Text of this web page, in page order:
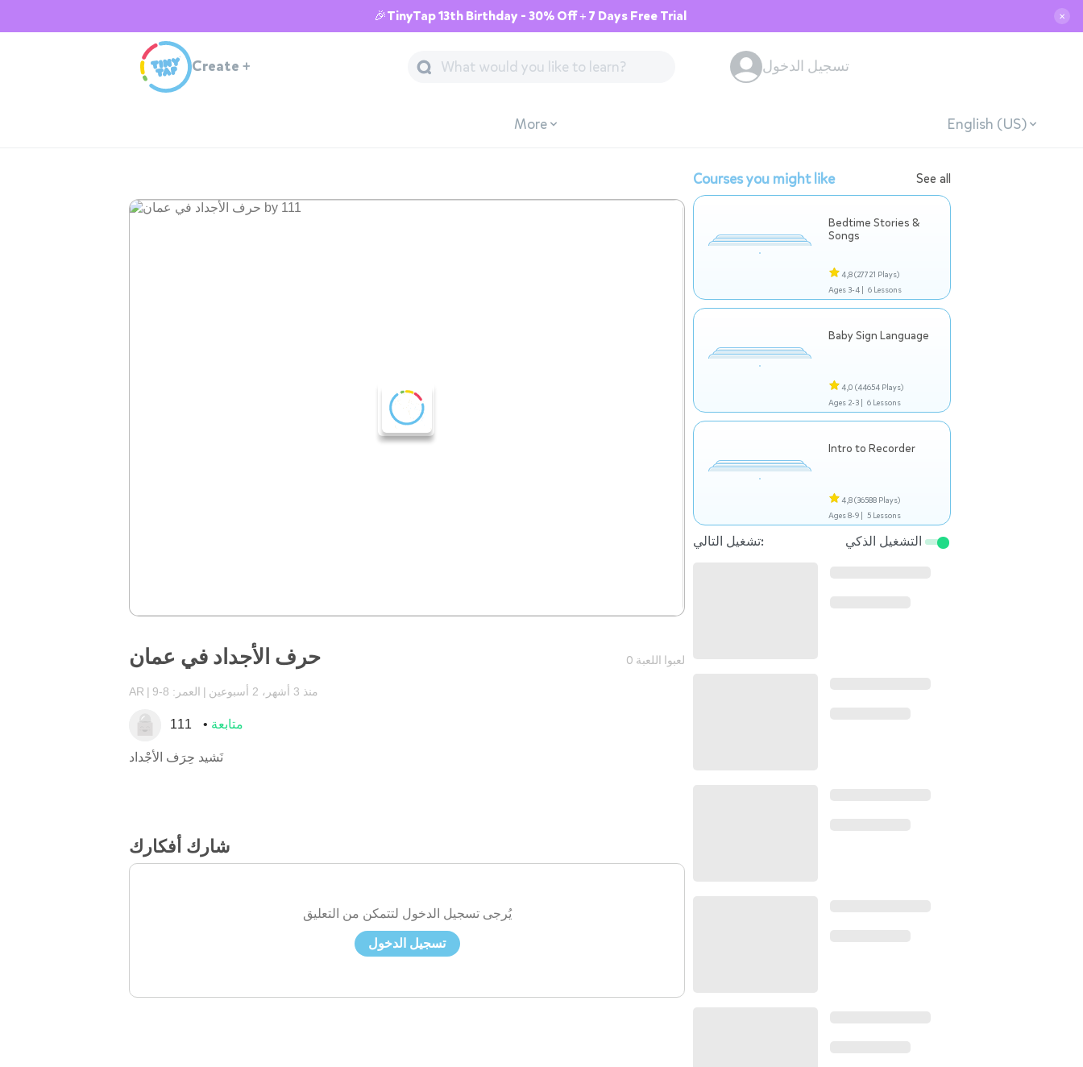
🎉TinyTap 13th Birthday - 30% Off + 7 Days Free Trial ✕
Create + تسجيل الدخول
More English (US)
حرف الأجداد في عمان 0 لعبوا اللعبة
AR العمر: 8-9 منذ 3 أشهر، 2 أسبوعين
111 متابعة
نَشيد حِرَف الأجْداد
شارك أفكارك
يُرجى تسجيل الدخول لتتمكن من التعليق
تسجيل الدخول
Courses you might like See all
Bedtime Stories &
Songs
4,8(27721 Plays)
Ages 3-4 | 6 Lessons
Baby Sign Language
4,0 (44654 Plays)
Ages 2-3 | 6 Lessons
Intro to Recorder
4,8(36588 Plays)
Ages 8-9 | 5 Lessons
تشغيل التالي: